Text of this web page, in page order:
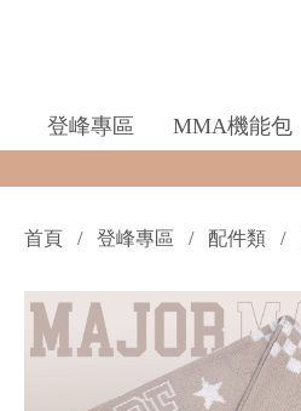
登峰專區 MMA機能包
首頁 登峰專區 配件類